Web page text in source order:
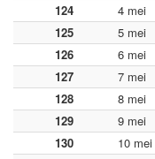
124
4 mei
125
5 mei
126
6 mei
127
7 mei
128
8 mei
129
9 mei
130
10 mei